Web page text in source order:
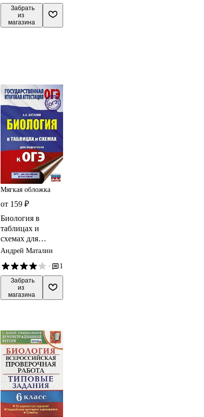
Забрать
из
магазина
Мягкая обложка
от 159 ₽
Биология в
таблицах и
схемах для
подготовки к
Андрей Маталин
·
1
Забрать
из
магазина